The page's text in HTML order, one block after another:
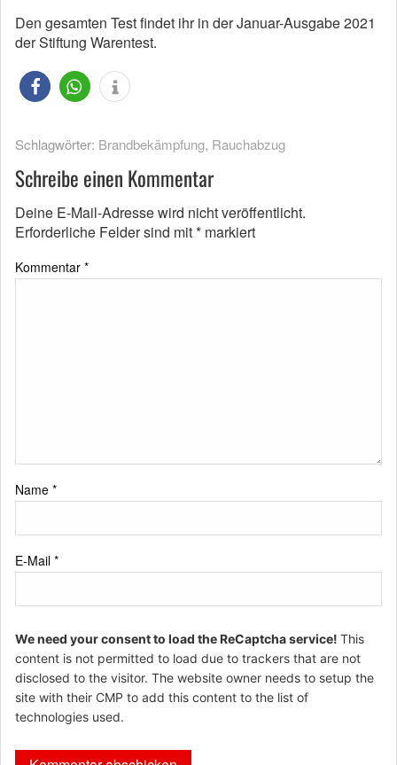
Den gesamten Test findet ihr in der Januar-Ausgabe 2021
der Stiftung Warentest.
Schlagwörter: Brandbekämpfung, Rauchabzug
Schreibe einen Kommentar
Deine E-Mail-Adresse wird nicht veröffentlicht.
Erforderliche Felder sind mit* markiert
Kommentar *
Name *
E-Mail *
We need your consent to load the ReCaptcha service! This
content is not permitted to load due to trackers that are not
disclosed to the visitor. The website owner needs to setup the
site with their CMP to add this content to the list of
technologies used.